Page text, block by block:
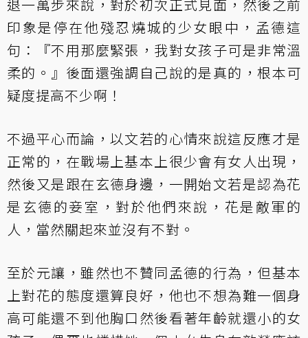
退一萬步來說，對於初次正式見面，然後之前
印象是停在他殘忍燒城的少女眼中，孟德這
句：『不用那麼緊張，我對女孩子可是非常溫
柔的。』後面還強調自己說的是真的，根本可
疑度提高不少啊！
不過平心而論，以文若的心情來說這反應才是
正常的，在戰場上基本上很少會有女人出現，
然後又是跟在玄德身邊，一開始文若是認為花
是玄德的妾室，對於他們來說，花是敵軍的
人，當然關起來並沒有不對。
至於元讓，雖然也不贊同孟德的行為，但基本
上對花的態度還算良好，他也不想為難一個身
高可能還不到他胸口然後看著年齡就還小的女